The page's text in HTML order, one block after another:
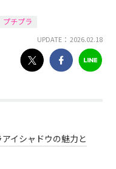
プチプラ
UPDATE： 2026.02.18
イシャドウの魅力と